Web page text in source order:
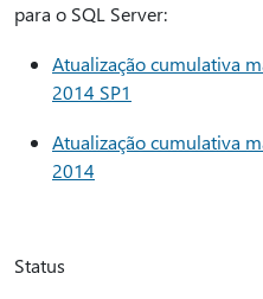
para o SQL Server:
Atualização cumulativa
2014 SP1
Atualização cumulativa
2014
Status